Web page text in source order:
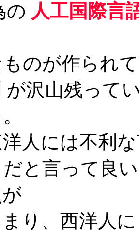
の 人工国際言
のが作られ
が沢山残って
人には不利
と言って良
り、西洋人